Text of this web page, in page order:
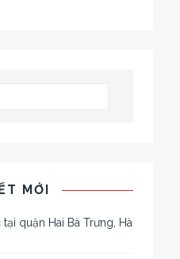
MỚI
quận Hai Bà Trưng, Hà